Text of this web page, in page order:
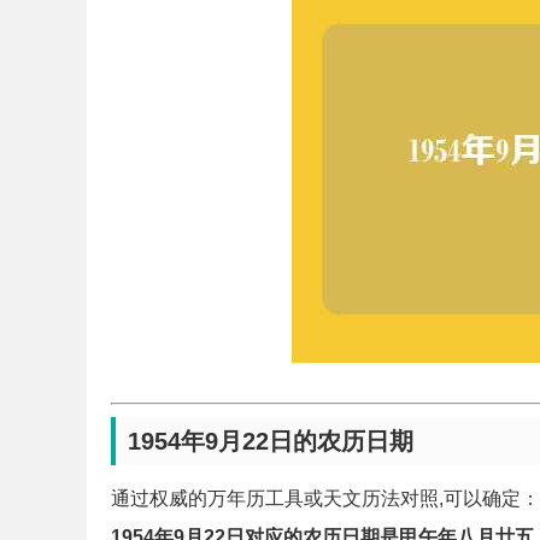
1954年9月22日的农历日期
通过权威的万年历工具或天文历法对照,可以确定：